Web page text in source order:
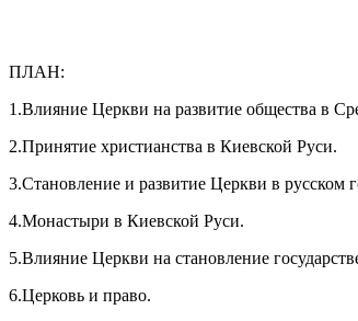
ПЛАН:
1.Влияние Церкви на развитие общества в
2.Принятие христианства в Киевской Руси.
3.Становление и развитие Церкви в русском
4.Монастыри в Киевской Руси.
5.Влияние Церкви на становление
6.Церковь и право.